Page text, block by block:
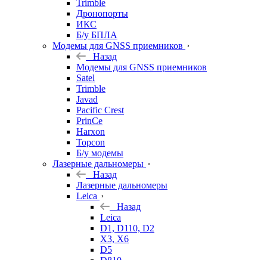
Trimble
Дронопорты
ИКС
Б/у БПЛА
Модемы для GNSS приемников
Назад
Модемы для GNSS приемников
Satel
Trimble
Javad
Pacific Crest
PrinCe
Harxon
Topcon
Б/у модемы
Лазерные дальномеры
Назад
Лазерные дальномеры
Leica
Назад
Leica
D1, D110, D2
X3, X6
D5